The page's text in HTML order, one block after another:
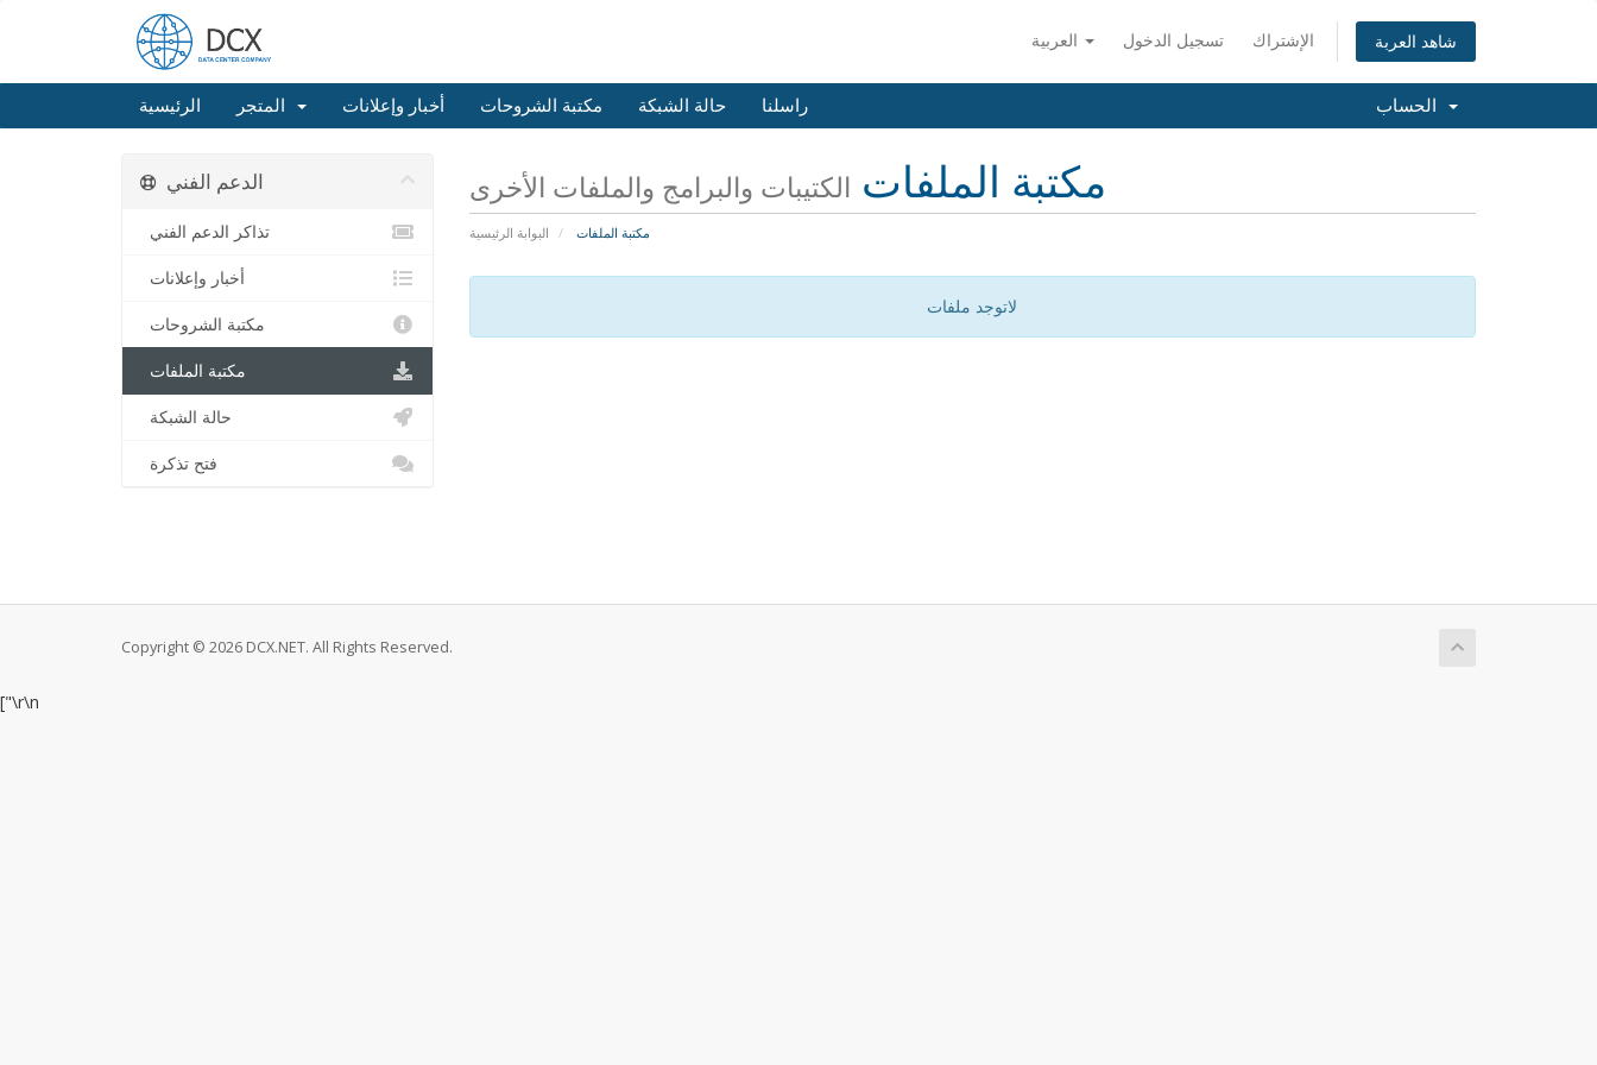
تسجيل الدخول الإشتراك شاهد العربة
الرئيسية أخبار وإعلانات مكتبة الشروحات حالة الشبكة راسلنا
مكتبة الملفات الكتيبات والبرامج والملفات الأخرى
البوابة الرئيسية مكتبة الملفات
لاتوجد ملفات
الدعم الفني
تذاكر الدعم الفني
أخبار وإعلانات
مكتبة الشروحات
مكتبة الملفات
حالة الشبكة
فتح تذكرة
Copyright © 2026 DCX.NET. All Rights Reserved.
["\r\n